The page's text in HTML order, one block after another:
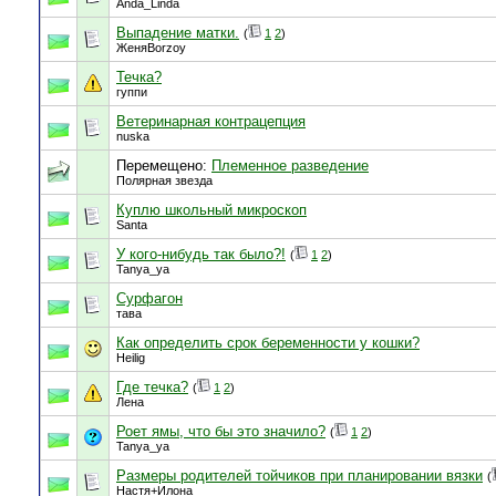
Anda_Linda
Выпадение матки. ( 1 2)
ЖеняBorzoy
Течка?
гуппи
Ветеринарная контрацепция
nuska
Перемещено: Племенное разведение
Полярная звезда
Куплю школьный микроскоп
Santa
У кого-нибудь так было?! ( 1 2)
Tanya_ya
Сурфагон
тава
Как определить срок беременности у кошки?
Heilig
Где течка? ( 1 2)
Лена
Роет ямы, что бы это значило? ( 1 2)
Tanya_ya
Размеры родителей тойчиков при планировании вязки (
Настя+Илона